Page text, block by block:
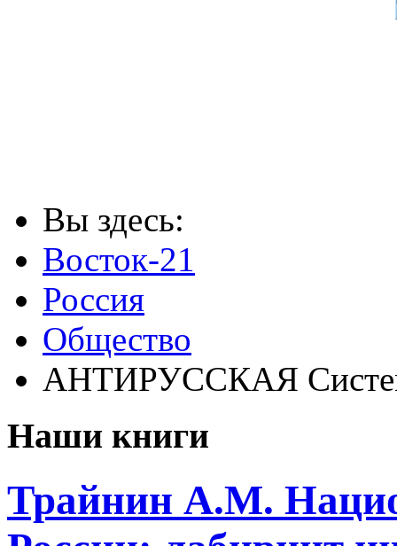
Вы здесь:
Восток-21
Россия
Общество
АНТИРУССКАЯ
Наши книги
Трайнин А.М.